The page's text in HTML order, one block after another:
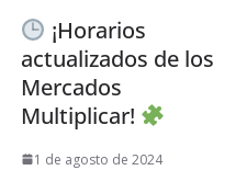
¡Horarios
actualizados de los
Mercados
Multiplicar!
1 de agosto de 2024